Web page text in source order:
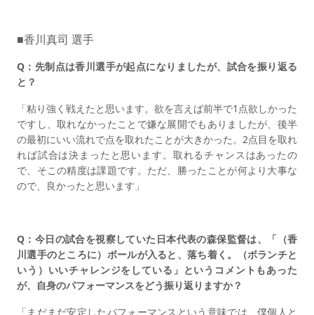
■香川真司 選手
Q：先制点は香川選手が起点になりましたが、試合を振り返る
と？
「粘り強く戦えたと思います。欲を言えば前半で1点欲しかった
ですし、取れなかったことで嫌な展開でもありましたが、後半
の最初にいい流れで点を取れたことが大きかった。2点目を取れ
れば試合は決まったと思います。取れるチャンスはあったの
で、そこの精度は課題です。ただ、勝ったことが何より大事な
ので、良かったと思います」
Q：今日の試合を視察していた日本代表の森保監督は、「（香
川選手のところに）ボールが入ると、落ち着く。（ボランチと
いう）いいチャレンジをしている」というコメントもあった
が、自身のパフォーマンスをどう振り返りますか？
「まだまだ安定したパフォーマンスという意味では、僕個人と